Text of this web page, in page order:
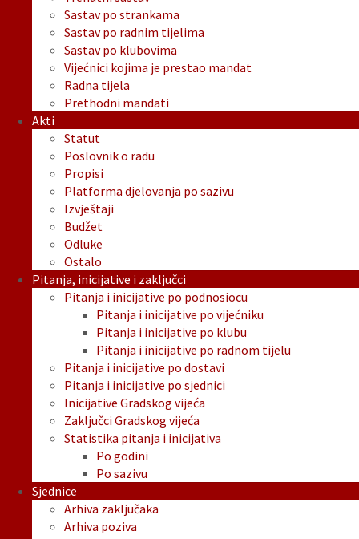
Sastav po strankama
Sastav po radnim tijelima
Sastav po klubovima
Vijećnici kojima je prestao mandat
Radna tijela
Prethodni mandati
Akti
Statut
Poslovnik o radu
Propisi
Platforma djelovanja po sazivu
Izvještaji
Budžet
Odluke
Ostalo
Pitanja, inicijative i zaključci
Pitanja i inicijative po podnosiocu
Pitanja i inicijative po vijećniku
Pitanja i inicijative po klubu
Pitanja i inicijative po radnom tijelu
Pitanja i inicijative po dostavi
Pitanja i inicijative po sjednici
Inicijative Gradskog vijeća
Zaključci Gradskog vijeća
Statistika pitanja i inicijativa
Po godini
Po sazivu
Sjednice
Arhiva zaključaka
Arhiva poziva